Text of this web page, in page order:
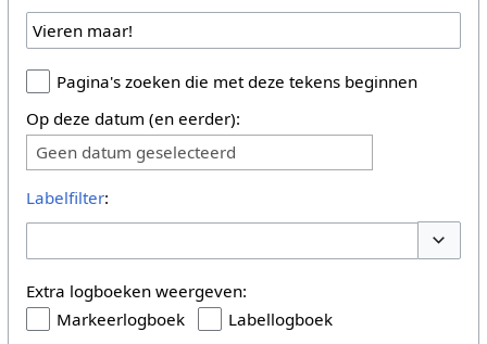
Pagina's zoeken die met deze tekens beginnen
Op deze datum (en eerder):
Geen datum geselecteerd
Labelfilter:
Extra logboeken weergeven:
Markeerlogboek
Labellogboek